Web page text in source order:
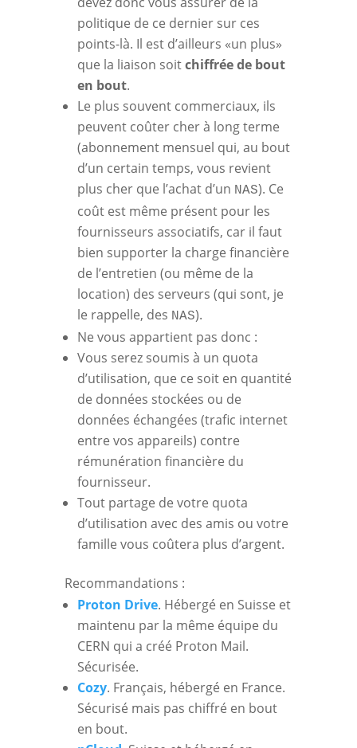
politique de ce dernier sur ces
points-là. Il est d’ailleurs «un plus»
que la liaison soitchiffrée de bout
en bout.
Le plus souvent commerciaux, ils
peuvent coûter cher à long terme
(abonnement mensuel qui, au bout
d’un certain temps, vous revient
plus cher que l’achat d’un NAS). Ce
coût est même présent pour les
fournisseurs associatifs, car il faut
bien supporter la charge financière
de l’entretien (ou même de la
location) des serveurs (qui sont, je
le rappelle, des NAS).
Ne vous appartient pas donc :
Vous serez soumis à un quota
d’utilisation, que ce soit en quantité
de données stockées ou de
données échangées (trafic internet
entre vos appareils) contre
rémunération financière du
fournisseur.
Tout partage de votre quota
d’utilisation avec des amis ou votre
famille vous coûtera plus d’argent.
Recommandations :
Proton Drive. Hébergé en Suisse et
maintenu par la même équipe du
CERN qui a créé Proton Mail.
Sécurisée.
Cozy. Français, hébergé en France.
Sécurisé mais pas chiffré en bout
en bout.